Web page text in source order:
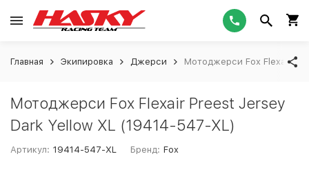
Главная Экипировка Джерси Мотоджерси Fox Flexair
Мотоджерси Fox Flexair Preest Jersey
Dark Yellow XL (19414-547-XL)
Артикул: 19414-547-XL Бренд: Fox